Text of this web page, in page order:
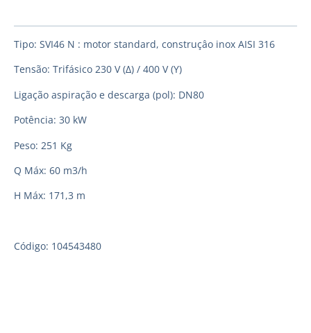
Tipo: SVI46 N : motor standard, construçâo inox AISI 316
Tensão: Trifásico 230 V (Δ) / 400 V (Y)
Ligação aspiração e descarga (pol): DN80
Potência: 30 kW
Peso: 251 Kg
Q Máx: 60 m3/h
H Máx: 171,3 m
Código: 104543480